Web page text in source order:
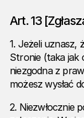
Art. 13
1. Jeżeli uznasz,
Stronie (taka jak
niezgodna z
możesz wysłać
2. Niezwłocznie